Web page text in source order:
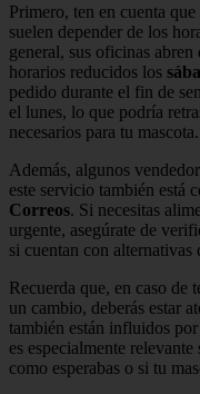
Primero, ten en cuenta que
suelen depender de los
general, sus oficinas
horarios reducidos los
pedido durante el fin de
el lunes, lo que podría
necesarios para tu mascota.
Además, algunos
este servicio también está
Correos. Si necesitas
urgente, asegúrate de
si cuentan con alternativas
Recuerda que, en caso de
un cambio, deberás estar
también están influidos
es especialmente
como esperabas o si tu